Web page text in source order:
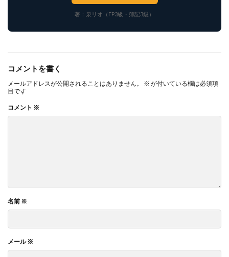
著：泉リオ（FP3級・簿記3級）
コメントを書く
メールアドレスが公開されることはありません。 ※ が付いている欄は必須項
目です
コメント ※
名前 ※
メール※